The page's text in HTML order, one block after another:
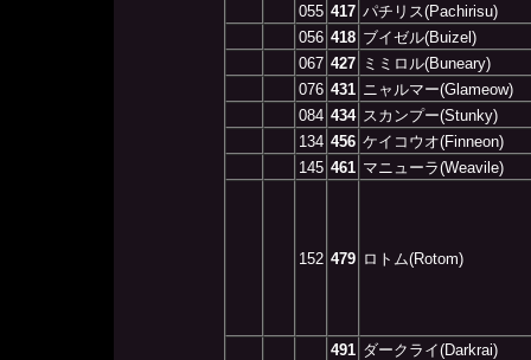
055 417 パチリス(Pachirisu)
056 418 ブイゼル(Buizel)
067 427
ミミロル(Buneary)
076 431 ニャルマー(Glameow)
084 434 スカンプー(Stunky)
134 456 ケイコウオ(Finneon)
145 461 マニューラ(Weavile)
152 479 ロトム(Rotom)
491 ダークライ(Darkrai)